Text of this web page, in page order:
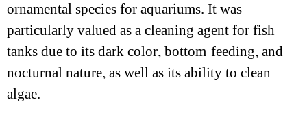
ornamental species for aquariums. It was
particularly valued as a cleaning agent for fish
tanks due to its dark color, bottom-feeding, and
nocturnal nature, as well as its ability to clean
algae.